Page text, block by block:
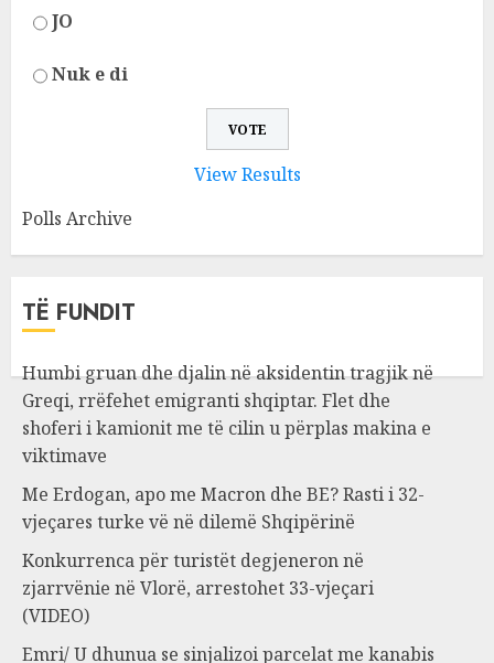
JO
Nuk e di
View Results
Polls Archive
TË FUNDIT
Humbi gruan dhe djalin në aksidentin tragjik në
Greqi, rrëfehet emigranti shqiptar. Flet dhe
shoferi i kamionit me të cilin u përplas makina e
viktimave
Me Erdogan, apo me Macron dhe BE? Rasti i 32-
vjeçares turke vë në dilemë Shqipërinë
Konkurrenca për turistët degjeneron në
zjarrvënie në Vlorë, arrestohet 33-vjeçari
(VIDEO)
Emri/ U dhunua se sinjalizoi parcelat me kanabis